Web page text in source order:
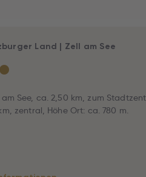
★
Land | Zell am See
See, ca. 2,50 km, zum
zentral, Höhe Ort: ca. 780 m.